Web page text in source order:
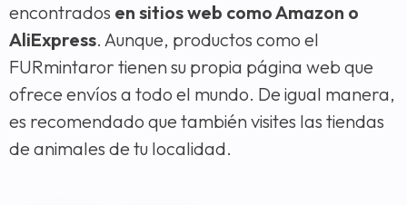
encontrados en sitios web como Amazon o
AliExpress. Aunque, productos como el
FURmintaror tienen su propia página web que
ofrece envíos a todo el mundo. De igual manera,
es recomendado que también visites las tiendas
de animales de tu localidad.